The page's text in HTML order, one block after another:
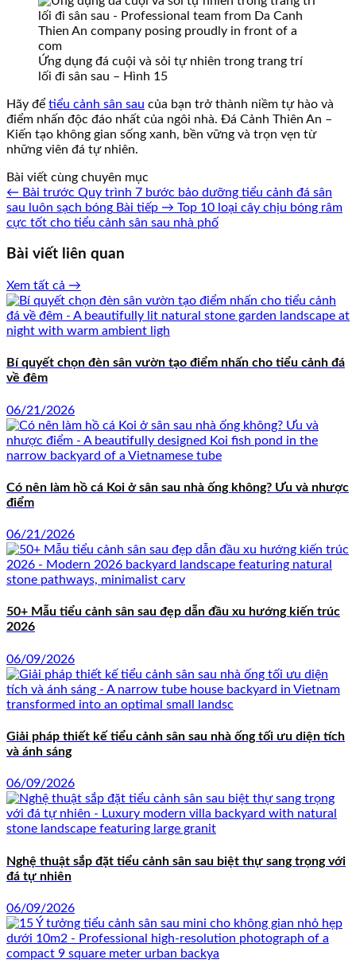
Ứng dụng đá cuội và sỏi tự nhiên trong trang trí
lối đi sân sau – Hình 15
Hãy để tiểu cảnh sân sau của bạn trở thành niềm tự hào và
điểm nhấn độc đáo nhất của ngôi nhà. Đá Cảnh Thiên An –
Kiến tạo không gian sống xanh, bền vững và trọn vẹn từ
những viên đá tự nhiên.
Bài viết cùng chuyên mục
← Bài trước Quy trình 7 bước bảo dưỡng tiểu cảnh đá sân
sau luôn sạch bóng Bài tiếp → Top 10 loại cây chịu bóng râm
cực tốt cho tiểu cảnh sân sau nhà phố
Bài viết liên quan
Xem tất cả →
Bí quyết chọn đèn sân vườn tạo điểm nhấn cho tiểu cảnh đá
về đêm
06/21/2026
Có nên làm hồ cá Koi ở sân sau nhà ống không? Ưu và nhược
điểm
06/21/2026
50+ Mẫu tiểu cảnh sân sau đẹp dẫn đầu xu hướng kiến trúc
2026
06/09/2026
Giải pháp thiết kế tiểu cảnh sân sau nhà ống tối ưu diện tích
và ánh sáng
06/09/2026
Nghệ thuật sắp đặt tiểu cảnh sân sau biệt thự sang trọng với
đá tự nhiên
06/09/2026